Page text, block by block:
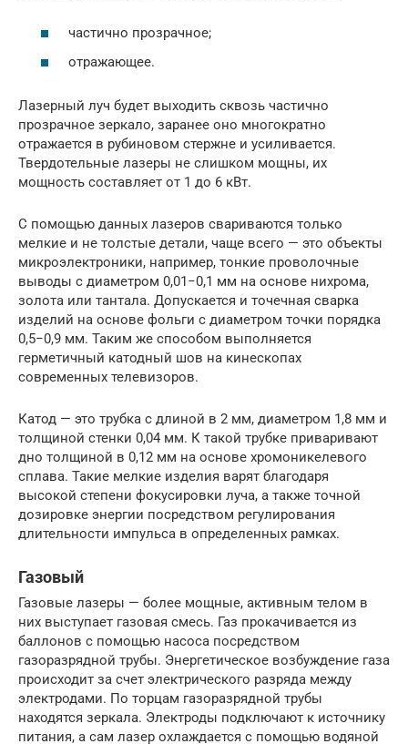
частично прозрачное;
отражающее.
Лазерный луч будет выходить сквозь частично
прозрачное зеркало, заранее оно многократно
отражается в рубиновом стержне и усиливается.
Твердотельные лазеры не слишком мощны, их
мощность составляет от 1 до 6 кВт.
С помощью данных лазеров свариваются только
мелкие и не толстые детали, чаще всего — это объекты
микроэлектроники, например, тонкие проволочные
выводы с диаметром 0,01−0,1 мм на основе нихрома,
золота или тантала. Допускается и точечная сварка
изделий на основе фольги с диаметром точки порядка
0,5−0,9 мм. Таким же способом выполняется
герметичный катодный шов на кинескопах
современных телевизоров.
Катод — это трубка с длиной в 2 мм, диаметром 1,8 мм и
толщиной стенки 0,04 мм. К такой трубке приваривают
дно толщиной в 0,12 мм на основе хромоникелевого
сплава. Такие мелкие изделия варят благодаря
высокой степени фокусировки луча, а также точной
дозировке энергии посредством регулирования
длительности импульса в определенных рамках.
Газовый
Газовые лазеры — более мощные, активным телом в
них выступает газовая смесь. Газ прокачивается из
баллонов с помощью насоса посредством
газоразрядной трубы. Энергетическое возбуждение газа
происходит за счет электрического разряда между
электродами. По торцам газоразрядной трубы
находятся зеркала. Электроды подключают к источнику
питания, а сам лазер охлаждается с помощью водяной